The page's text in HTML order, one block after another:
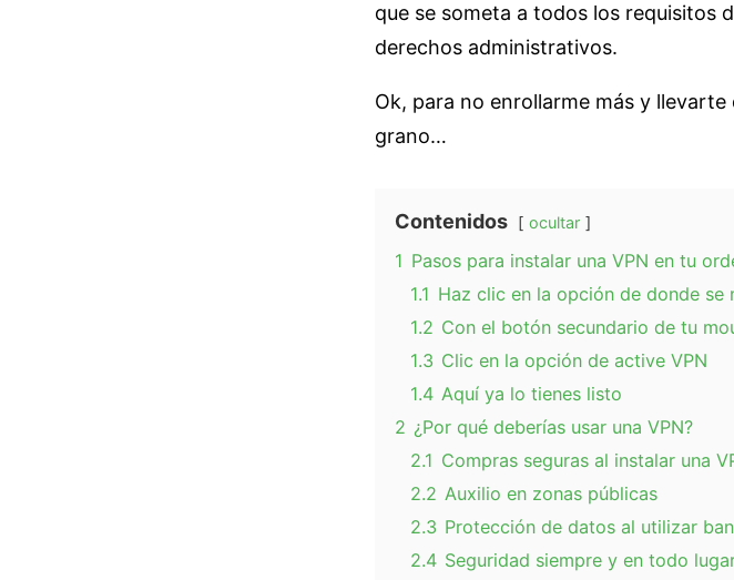
que se someta a todos los requisitos
derechos administrativos.
Ok, para no enrollarme más y
grano…
Contenidos ocultar
1 Pasos para instalar una VPN en tu
1.1 Haz clic en la opción de donde
1.2 Con el botón secundario de tu
1.3 Clic en la opción de active VPN
1.4 Aquí ya lo tienes listo
2 ¿Por qué deberías usar una VPN?
2.1 Compras seguras al instalar una
2.2 Auxilio en zonas públicas
2.3 Protección de datos al utilizar
2.4 Seguridad siempre y en todo